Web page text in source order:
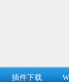
插件下载